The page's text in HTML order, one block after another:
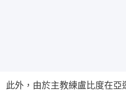
此外，由於主教練盧比度在亞